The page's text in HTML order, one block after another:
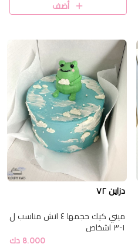
أضف
دزاين ٧٢
ميني كيك حجمها ٤ انش مناسب ل
١-٣ اشخاص
8.000 دك